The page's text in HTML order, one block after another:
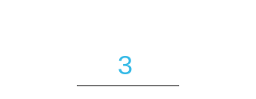
3